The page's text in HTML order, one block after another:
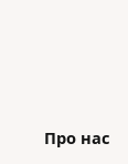
Про нас